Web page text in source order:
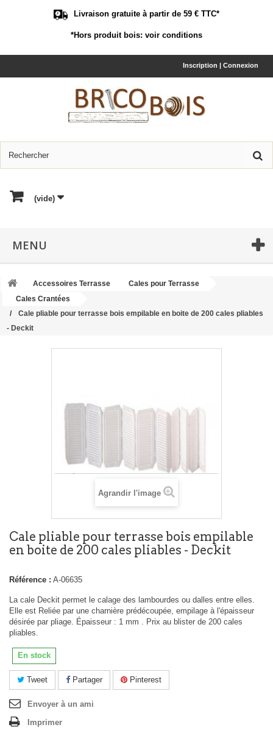
Livraison gratuite à partir de 59 € TTC*
*Hors produit bois: voir conditions
Inscription | Connexion
(vide)
MENU
Accessoires Terrasse
Cales pour Terrasse
Cales Crantées
Cale pliable pour terrasse bois empilable en boite de 200 cales pliables
- Deckit
Agrandir l'image
Cale pliable pour terrasse bois empilable
en boite de 200 cales pliables - Deckit
Référence : A-06635
La cale Deckit permet le calage des lambourdes ou dalles entre elles.
Elle est Reliée par une charnière prédécoupée, empilage à l'épaisseur
désirée par pliage. Épaisseur : 1 mm . Prix au blister de 200 cales
pliables.
En stock
Tweet Partager Pinterest
Envoyer à un ami
Imprimer